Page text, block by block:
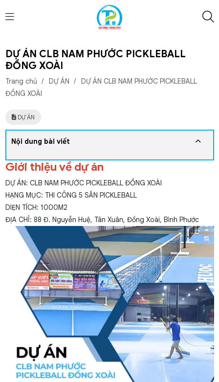
DỰ ÁN CLB NAM PHƯỚC PICKLEBALL
ĐỒNG XOÀI
Trang chủ / DỰ ÁN /
DỰ ÁN CLB NAM PHƯỚC PICKLEBALL
ĐỒNG XOÀI
DỰ ÁN
Nội dung bài viết
Giới thiệu về dự án
DỰ ÁN: CLB NAM PHƯỚC PICKLEBALL ĐỒNG XOÀI
HẠNG MỤC: THI CÔNG 5 SÂN PICKLEBALL
DIẸN TÍCH: 1000M2
ĐỊA CHỈ: 88 Đ. Nguyễn Huệ, Tân Xuân, Đồng Xoài, Bình Phước